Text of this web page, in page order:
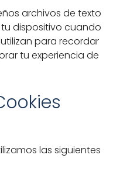
archivos de texto
dispositivo cuando
para recordar
tu experiencia de
las siguientes